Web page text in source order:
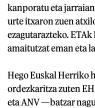
kanporatu eta
urte itxaron zuen
ezagutarazteko.
amaitutzat eman eta
Hego Euskal Herriko
ordezkaritza zuten
eta ANV —batzar